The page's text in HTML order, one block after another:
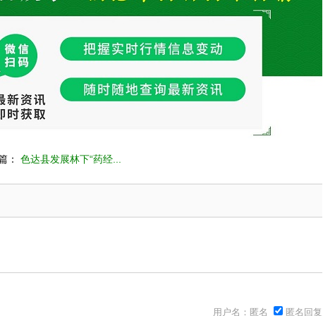
： 色达县发展林下“药经...
用户名：匿名 匿名回复